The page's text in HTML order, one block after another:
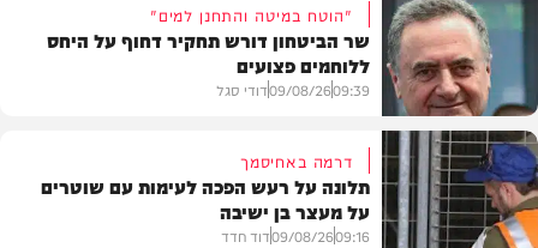
חדשות
חדשות
"הוטח במיטה והתחנן למים"
שר הביטחון דורש תחקיר דחוף על היחס
ללוחמים פצועים
09:39
09/08/26דודי סגל
דרמה באחיסמך
תלונה על רעש הפכה לעימות עם שוטרים
על מעצר בן ישיבה
09:16
09/08/26דוד חדד